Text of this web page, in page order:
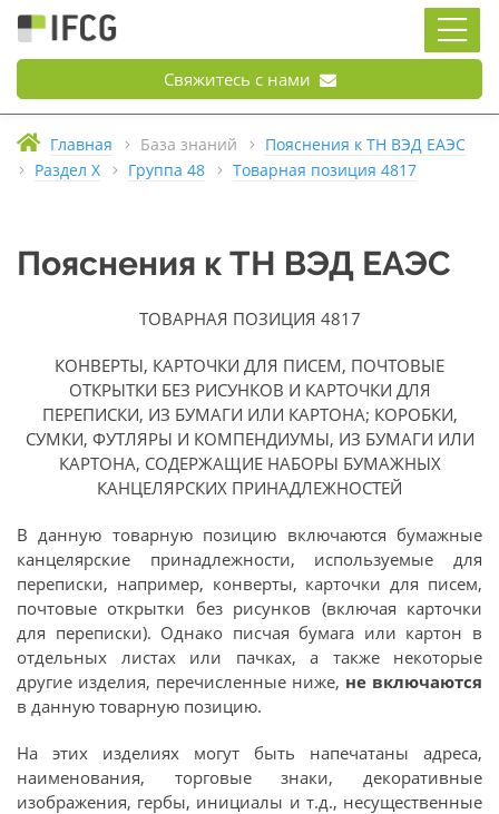
Свяжитесь с нами
Главная База знаний
Пояснения к ТН ВЭД ЕАЭС
Раздел X
Группа 48 Товарная позиция 4817
Пояснения к ТН ВЭД ЕАЭС
ТОВАРНАЯ ПОЗИЦИЯ 4817
КОНВЕРТЫ, КАРТОЧКИ ДЛЯ ПИСЕМ, ПОЧТОВЫЕ
ОТКРЫТКИ БЕЗ РИСУНКОВ И КАРТОЧКИ ДЛЯ
ПЕРЕПИСКИ, ИЗ БУМАГИ ИЛИ КАРТОНА; КОРОБКИ,
СУМКИ, ФУТЛЯРЫ И КОМПЕНДИУМЫ, ИЗ БУМАГИ ИЛИ
КАРТОНА, СОДЕРЖАЩИЕ НАБОРЫ БУМАЖНЫХ
КАНЦЕЛЯРСКИХ ПРИНАДЛЕЖНОСТЕЙ
В данную товарную позицию включаются бумажные
канцелярские принадлежности, используемые для
переписки, например, конверты, карточки для писем,
почтовые открытки без рисунков (включая карточки
для переписки). Однако писчая бумага или картон в
отдельных листах или пачках, а также некоторые
другие изделия, перечисленные ниже, не включаются
в данную товарную позицию.
На этих изделиях могут быть напечатаны адреса,
наименования, торговые знаки, декоративные
изображения, гербы, инициалы и т.д., несущественные